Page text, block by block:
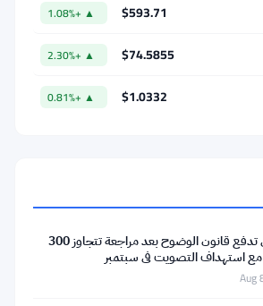
$593.71
▲ +1.08%
$74.5855
▲ +2.30%
$1.0332
▲ +0.81%
لوميس تدفع قانون الوضوح بعد مراجعة تتجاوز 300
استهداف التصويت في سبتمبر
Aug